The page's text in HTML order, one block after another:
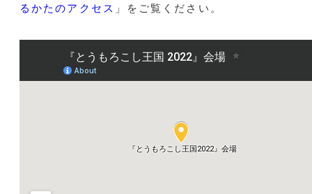
るかたのアクセス 」をご覧ください。